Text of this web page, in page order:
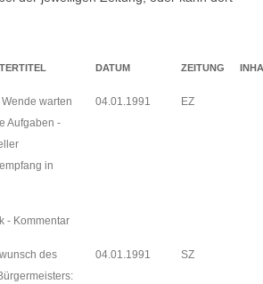
DATUM ZEITUNG
warten
Aufgaben -
in
04.01.1991 EZ
- Kommentar
des
04.01.1991 SZ